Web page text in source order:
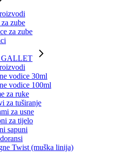
za zube
za zube
GALLET
vodice 30ml
vodice 100ml
za ruke
za tuširanje
za usne
za tijelo
sapuni
Twist (muška linija)